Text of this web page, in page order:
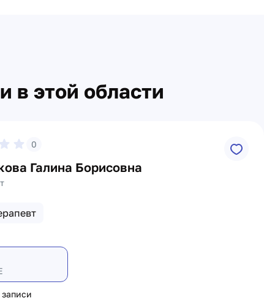
в этой области
0
Галина Борисовна